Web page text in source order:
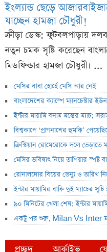
ইংল্যান্ড ছেড়ে
যাচ্ছেন হামজা চৌধুরী!
ক্রীড়া ডেস্ক: ফুটবলপাড়ায়
নতুন চমক সৃষ্টি করেছেন
মিডফিল্ডার হামজা চৌধুরী। ...
মেসির বাবা হোর্হে মেসি আর নেই
বাংলাদেশের ক্যাম্পে ম্যানচেস্টার
ইন্টার মায়ামি বনাম মন্তের ম্যাচ;
বিশ্বকাপে ‘প্রাণনাশের হুমকি’
ক্রিস্টিয়ান রোমেরোকে দলে ভেড়াতে
মেসির ভবিষ্যৎ নিয়ে তাপিয়ার স্পষ্ট
রোনালদোর বিয়ের ভেন্যু ও তারিখ
ইন্টার মায়ামির বাকি দুই ম্যাচের
৯০ মিনিটের খেলা শেষ: ইন্টার
একটু পর শুরু, Milan Vs Inter
প্রচ্ছদ আর্কাইভ